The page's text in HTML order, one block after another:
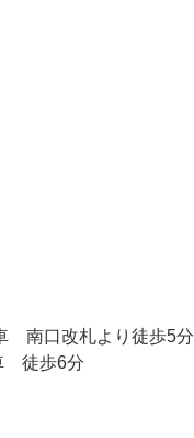
南口改札より徒歩5分
徒歩6分